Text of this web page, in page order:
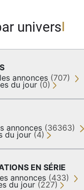
univers
annonces (707)
du jour (0)
annonces (36363)
du jour (4)
EN SÉRIE
annonces (433)
du jour (227)